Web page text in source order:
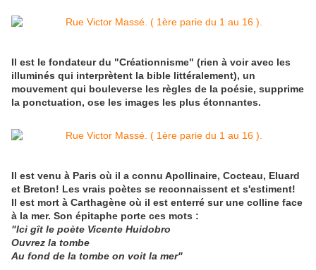
Il est le fondateur du "Créationnisme" (rien à voir avec les
illuminés qui interprètent la bible littéralement), un
mouvement qui bouleverse les règles de la poésie, supprime
la ponctuation, ose les images les plus étonnantes.
Il est venu à Paris où il a connu Apollinaire, Cocteau, Eluard
et Breton! Les vrais poètes se reconnaissent et s'estiment!
Il est mort à Carthagène où il est enterré sur une colline face
à la mer. Son épitaphe porte ces mots :
"Ici gît le poète Vicente Huidobro
Ouvrez la tombe
Au fond de la tombe on voit la mer"